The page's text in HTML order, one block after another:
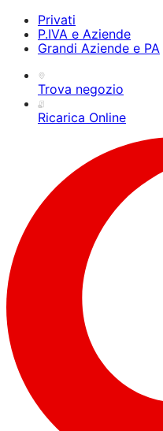
Privati
P.IVA e Aziende
Grandi Aziende e PA
Trova negozio
Ricarica Online